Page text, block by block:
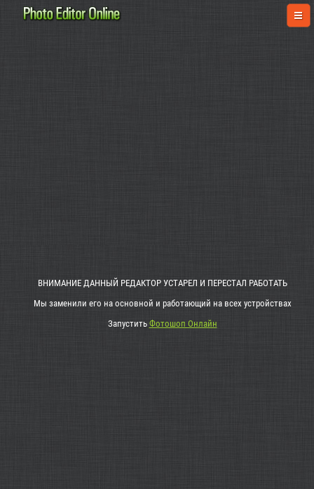
ВНИМАНИЕ ДАННЫЙ РЕДАКТОР УСТАРЕЛ И ПЕРЕСТАЛ РАБОТАТЬ
Мы заменили его на основной и работающий на всех устройствах
Запустить Фотошоп Онлайн